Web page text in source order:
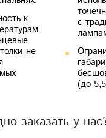
к
не
с
(до
заказать у